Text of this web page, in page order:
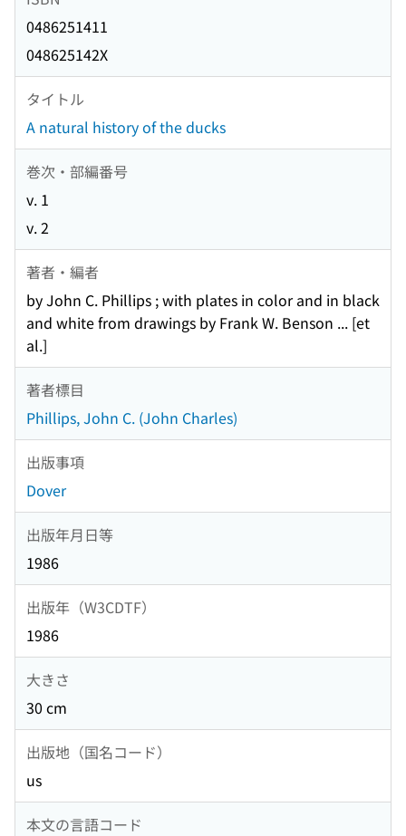
0486251411
048625142X
タイトル
A natural history of the ducks
巻次・部編番号
v. 1
v. 2
著者・編者
by John C. Phillips ; with plates in color and in black
and white from drawings by Frank W. Benson ... [et
al.]
著者標目
Phillips, John C. (John Charles)
出版事項
Dover
出版年月日等
1986
出版年（W3CDTF）
1986
大きさ
30 cm
出版地（国名コード）
us
本文の言語コード